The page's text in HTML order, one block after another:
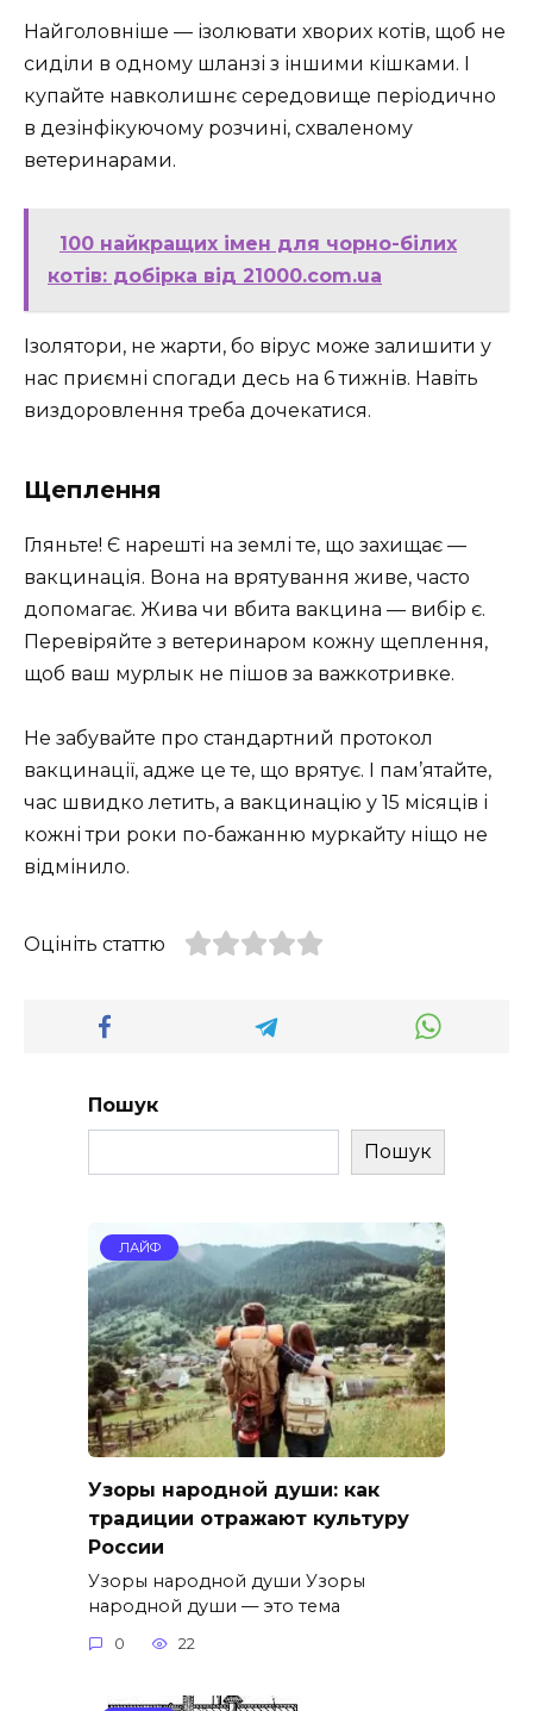
Найголовніше — ізолювати хворих котів, щоб не
сиділи в одному шланзі з іншими кішками. І
купайте навколишнє середовище періодично
в дезінфікуючому розчині, схваленому
ветеринарами.
100 найкращих імен для чорно-білих
котів: добірка від 21000.com.ua
Ізолятори, не жарти, бо вірус може залишити у
нас приємні спогади десь на 6 тижнів. Навіть
виздоровлення треба дочекатися.
Щеплення
Гляньте! Є нарешті на землі те, що захищає —
вакцинація. Вона на врятування живе, часто
допомагає. Жива чи вбита вакцина — вибір є.
Перевіряйте з ветеринаром кожну щеплення,
щоб ваш мурлык не пішов за важкотривке.
Не забувайте про стандартний протокол
вакцинації, адже це те, що врятує. І пам’ятайте,
час швидко летить, а вакцинацію у 15 місяців і
кожні три роки по-бажанню муркайту ніщо не
відмінило.
Оцініть статтю
Пошук
Пошук
ЛАЙФ
Узоры народной души: как
традиции отражают культуру
России
Узоры народной души Узоры
народной души — это тема
0 22